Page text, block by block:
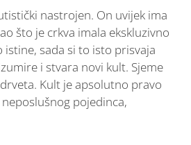
nastrojen. On uvijek ima
što je crkva imala ekskluzivno
sada si to isto prisvaja
i stvara novi kult. Sjeme
Kult je apsolutno pravo
pojedinca,